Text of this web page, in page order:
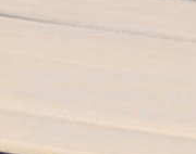
МЭНДЧИЛГЭЭ
ШҮҮГЧДИЙН
СОЛИЛЦОВ